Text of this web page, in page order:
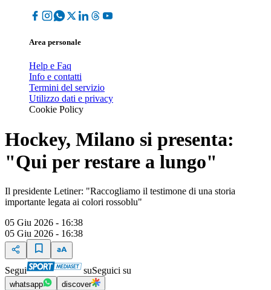
Area personale
Help e Faq
Info e contatti
Termini del servizio
Utilizzo dati e privacy
Cookie Policy
Hockey, Milano si presenta:
"Qui per restare a lungo"
Il presidente Letiner: "Raccogliamo il testimone di una storia
importante legata ai colori rossoblu"
05 Giu 2026 - 16:38
05 Giu 2026 - 16:38
Segui suSeguici su
whatsapp discover